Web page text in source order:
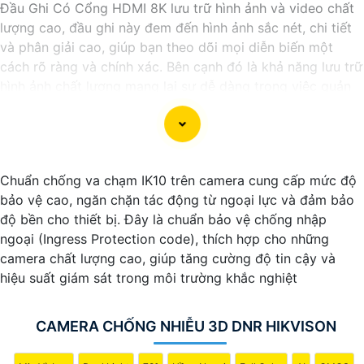
Đầu Ghi Có Cổng HDMI 8K lưu trữ hình ảnh và video chất
lượng cao, đầu ghi này đem đến hình ảnh sắc nét, chi tiết
và phân giải cao, giúp bạn theo dõi mọi diễn biến một
cách rõ ràng và chính xác. Bên cạnh đó là khả năng lưu trữ
Chuẩn chống va chạm IK10 trên camera cung cấp mức độ
bảo vệ cao, ngăn chặn tác động từ ngoại lực và đảm bảo
độ bền cho thiết bị. Đây là chuẩn bảo vệ chống nhập
ngoại (Ingress Protection code), thích hợp cho những
camera chất lượng cao, giúp tăng cường độ tin cậy và
hiệu suất giám sát trong môi trường khắc nghiệt
CAMERA CHỐNG NHIỄU 3D DNR HIKVISON